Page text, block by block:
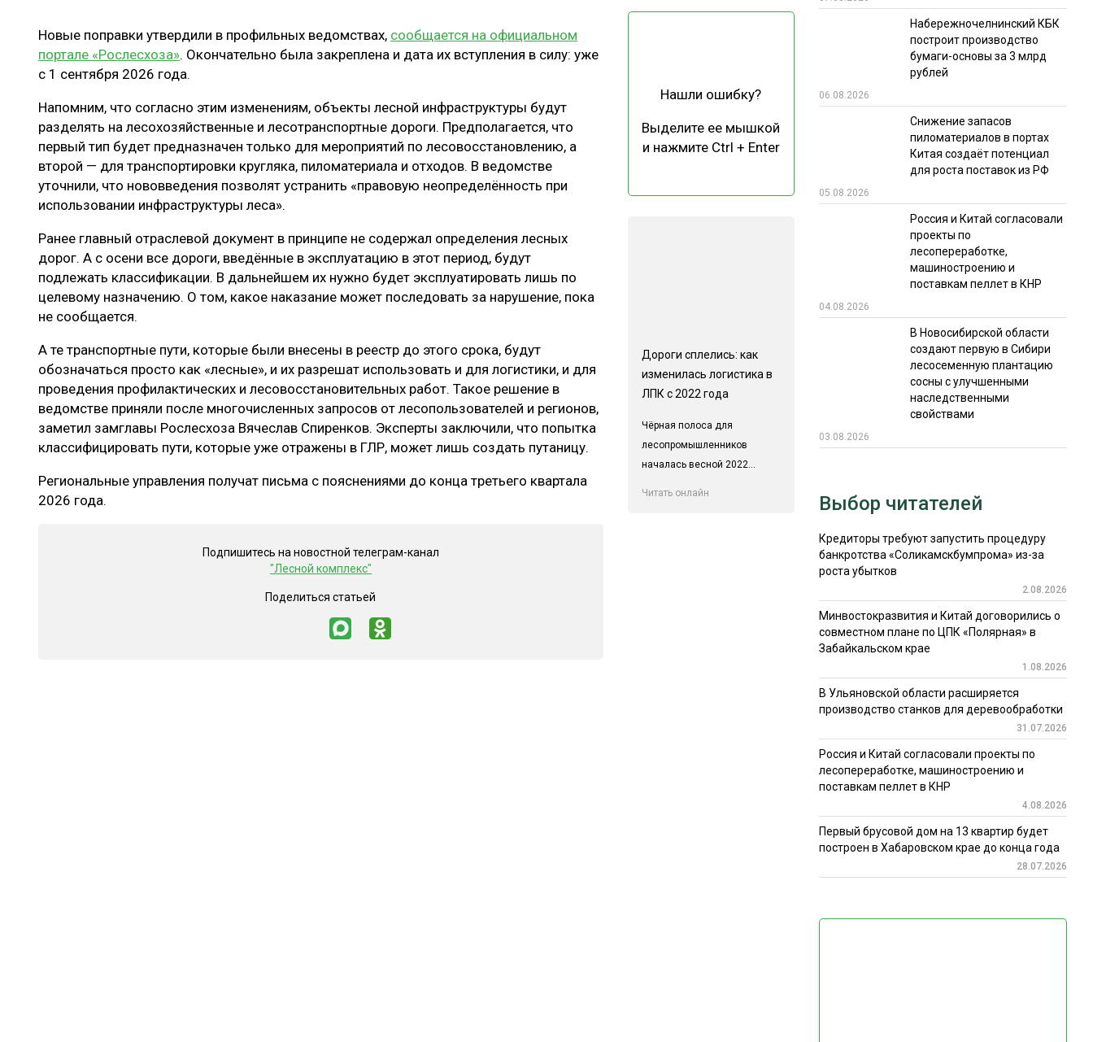
ЛОГИСТИКА
ПРОИЗВОДСТВО ДРЕВЕСНЫХ ПЛИТ
МЕБЕЛЬНОЕ ПРОИЗВОДСТВО ТЕХНОЛОГИИ
ЭКСПЕРТНОЕ МНЕНИЕ
КАЛЕНДАРЬ ВЫСТАВОК ИТОГИ МЕРОПРИЯТИЙ
Новые поправки утвердили в профильных ведомствах, сообщается на официальном
портале «Рослесхоза». Окончательно была закреплена и дата их вступления в силу: уже
с 1 сентября 2026 года.
Напомним, что согласно этим изменениям, объекты лесной инфраструктуры будут
разделять на лесохозяйственные и лесотранспортные дороги. Предполагается, что
первый тип будет предназначен только для мероприятий по лесовосстановлению, а
второй — для транспортировки кругляка, пиломатериала и отходов. В ведомстве
уточнили, что нововведения позволят устранить «правовую неопределённость при
использовании инфраструктуры леса».
Ранее главный отраслевой документ в принципе не содержал определения лесных
дорог. А с осени все дороги, введённые в эксплуатацию в этот период, будут
подлежать классификации. В дальнейшем их нужно будет эксплуатировать лишь по
целевому назначению. О том, какое наказание может последовать за нарушение, пока
не сообщается.
А те транспортные пути, которые были внесены в реестр до этого срока, будут
обозначаться просто как «лесные», и их разрешат использовать и для логистики, и для
проведения профилактических и лесовосстановительных работ. Такое решение в
ведомстве приняли после многочисленных запросов от лесопользователей и регионов,
заметил замглавы Рослесхоза Вячеслав Спиренков. Эксперты заключили, что попытка
классифицировать пути, которые уже отражены в ГЛР, может лишь создать путаницу.
Региональные управления получат письма с пояснениями до конца третьего квартала
2026 года.
Подпишитесь на новостной телеграм-канал
"Лесной комплекс"
Поделиться статьей
Нашли ошибку?
Выделите ее мышкой
и нажмите Ctrl + Enter
Дороги сплелись: как
изменилась логистика в
ЛПК с 2022 года
Чёрная полоса для
лесопромышленников
началась весной 2022...
Читать онлайн
Набережночелнинский КБК
построит производство
бумаги-основы за 3 млрд
рублей
06.08.2026
Снижение запасов
пиломатериалов в портах
Китая создаёт потенциал
для роста поставок из РФ
05.08.2026
Россия и Китай согласовали
проекты по
лесопереработке,
машиностроению и
поставкам пеллет в КНР
04.08.2026
В Новосибирской области
создают первую в Сибири
лесосеменную плантацию
сосны с улучшенными
наследственными
свойствами
03.08.2026
Выбор читателей
Кредиторы требуют запустить процедуру
банкротства «Соликамскбумпрома» из-за
роста убытков
2.08.2026
Минвостокразвития и Китай договорились о
совместном плане по ЦПК «Полярная» в
Забайкальском крае
1.08.2026
В Ульяновской области расширяется
производство станков для деревообработки
31.07.2026
Россия и Китай согласовали проекты по
лесопереработке, машиностроению и
поставкам пеллет в КНР
4.08.2026
Первый брусовой дом на 13 квартир будет
построен в Хабаровском крае до конца года
28.07.2026